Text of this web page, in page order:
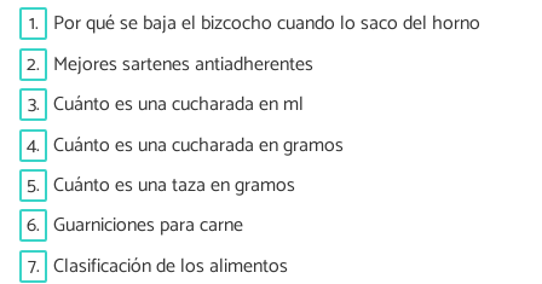
1. Por qué se baja el bizcocho cuando lo saco del horno
2. Mejores sartenes antiadherentes
3. Cuánto es una cucharada en ml
4. Cuánto es una cucharada en gramos
5. Cuánto es una taza en gramos
6. Guarniciones para carne
7. Clasificación de los alimentos